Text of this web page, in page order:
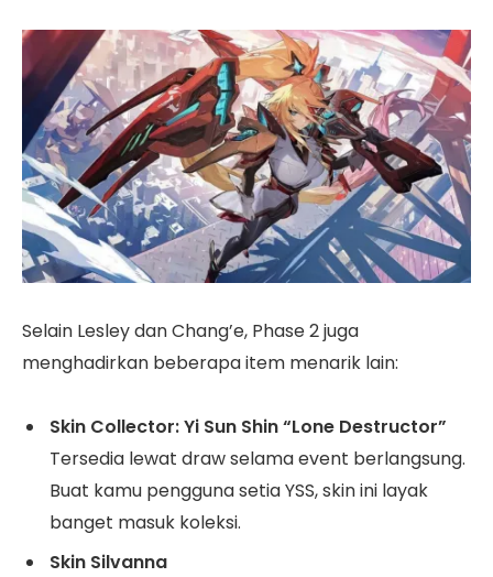
Selain Lesley dan Chang’e, Phase 2 juga
menghadirkan beberapa item menarik lain:
Skin Collector: Yi Sun Shin “Lone Destructor”
Tersedia lewat draw selama event berlangsung.
Buat kamu pengguna setia YSS, skin ini layak
banget masuk koleksi.
Skin Silvanna